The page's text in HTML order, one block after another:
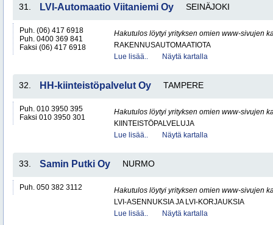
31. LVI-Automaatio Viitaniemi Oy SEINÄJOKI
Puh. (06) 417 6918
Puh. 0400 369 841
Faksi (06) 417 6918
Hakutulos löytyi yrityksen omien www-sivujen
RAKENNUSAUTOMAATIOTA
Lue lisää..
Näytä kartalla
32. HH-kiinteistöpalvelut Oy TAMPERE
Puh. 010 3950 395
Faksi 010 3950 301
Hakutulos löytyi yrityksen omien www-sivujen
KIINTEISTÖPALVELUJA
Lue lisää..
Näytä kartalla
33. Samin Putki Oy NURMO
Puh. 050 382 3112
Hakutulos löytyi yrityksen omien www-sivujen
LVI-ASENNUKSIA JA LVI-KORJAUKSIA
Lue lisää..
Näytä kartalla